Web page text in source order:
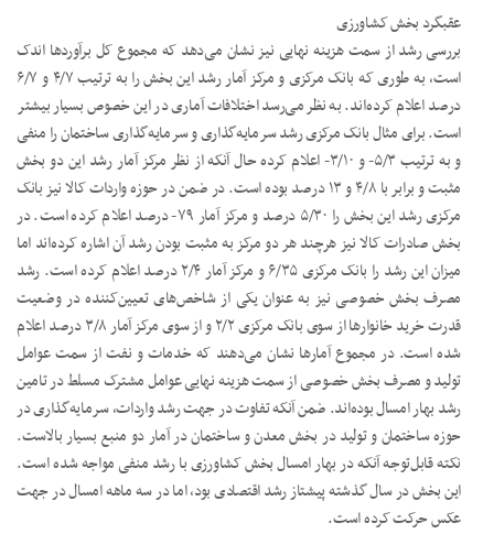
عقبگرد بخش کشاورزی
بررسی رشد از سمت هزینه نهایی نیز نشان می‌دهد که مجموع کل برآوردها اندک
است، به طوری که بانک مرکزی و مرکز آمار رشد این بخش را به ترتیب ۴/۷ و ۶/۷
درصد اعلام کرده‌اند. به نظر می‌رسد اختلافات آماری در این خصوص بسیار بیشتر
است. برای مثال بانک مرکزی رشد سرمایه‌گذاری و سرمایه‌گذاری ساختمان را منفی
و به ترتیب ۵/۳- و ۳/۱۰- اعلام کرده حال آنکه از نظر مرکز آمار رشد این دو بخش
مثبت و برابر با ۴/۸ و ۱۳ درصد بوده است. در ضمن در حوزه واردات کالا نیز بانک
مرکزی رشد این بخش را ۵/۳۰ درصد و مرکز آمار ۷۹- درصد اعلام کرده است. در
بخش صادرات کالا نیز هرچند هر دو مرکز به مثبت بودن رشد آن اشاره کرده‌اند اما
میزان این رشد را بانک مرکزی ۶/۳۵ و مرکز آمار ۲/۴ درصد اعلام کرده است. رشد
مصرف بخش خصوصی نیز به عنوان یکی از شاخص‌های تعیین‌کننده در وضعیت
قدرت خرید خانوارها از سوی بانک مرکزی ۲/۲ و از سوی مرکز آمار ۳/۸ درصد اعلام
شده است. در مجموع آمارها نشان می‌دهند که خدمات و نفت از سمت عوامل
تولید و مصرف بخش خصوصی از سمت هزینه نهایی عوامل مشترک مسلط در تامین
رشد بهار امسال بوده‌اند. ضمن آنکه تفاوت در جهت رشد واردات، سرمایه‌گذاری در
حوزه ساختمان و تولید در بخش معدن و ساختمان در آمار دو منبع بسیار بالاست.
نکته قابل‌توجه آنکه در بهار امسال بخش کشاورزی با رشد منفی مواجه شده است.
این بخش در سال گذشته پیشتاز رشد اقتصادی بود، اما در سه ماهه امسال در جهت
عکس حرکت کرده است.